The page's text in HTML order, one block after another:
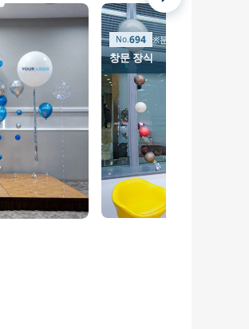
694 ※문의
창문 장식